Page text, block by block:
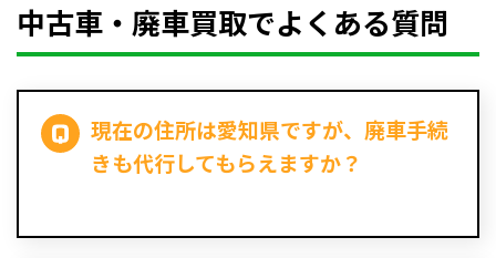
中古車・廃車買取でよくある質問
現在の住所は愛知県ですが、廃車手続
きも代行してもらえますか？